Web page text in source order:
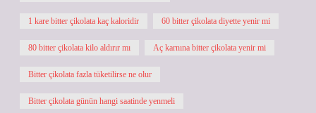
1 kare bitter çikolata kaç kaloridir 60 bitter çikolata diyette yenir mi
80 bitter çikolata kilo aldırır mı Aç karnına bitter çikolata yenir mi
Bitter çikolata fazla tüketilirse ne olur
Bitter çikolata günün hangi saatinde yenmeli